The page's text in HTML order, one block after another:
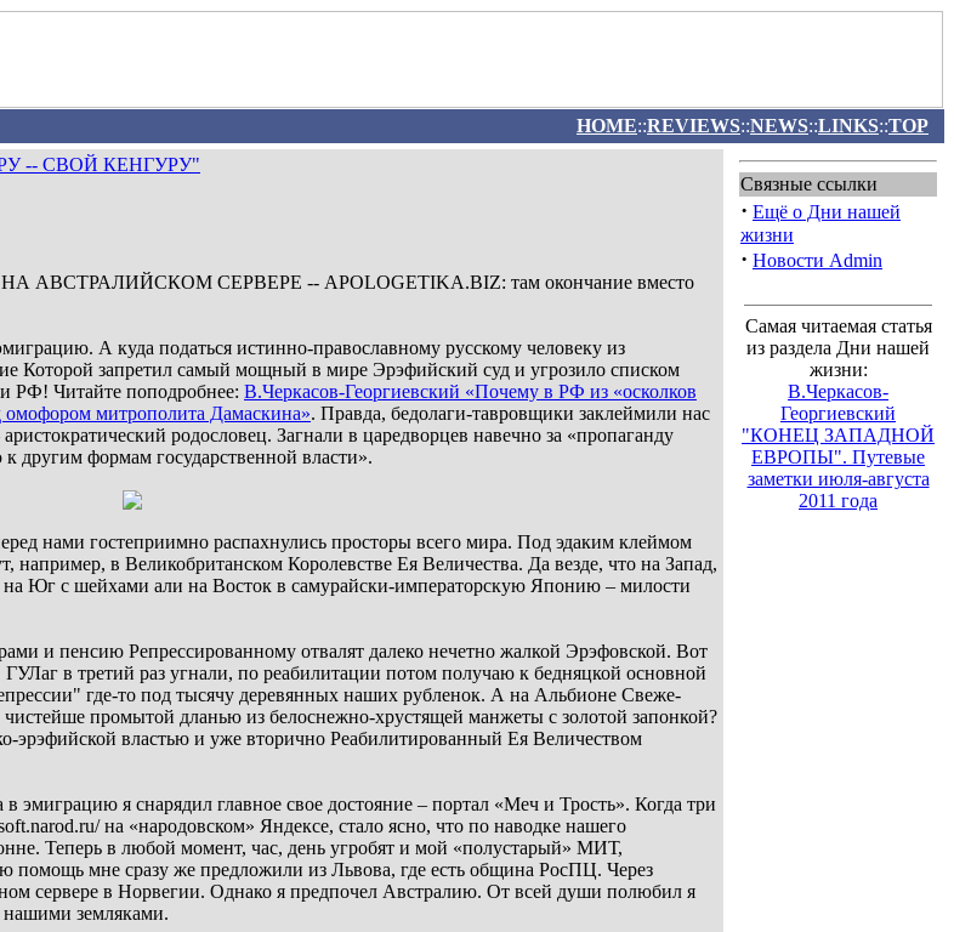
HOME::REVIEWS::NEWS::LINKS::TOP
-- СВОЙ КЕНГУРУ"
СЕРВЕРЕ -- APOLOGETIKA.BIZ: там окончание вместо
А куда податься истинно-православному русскому человеку из
Которой запретил самый мощный в мире Эрэфийский суд и угрозило списком
РФ! Читайте поподробнее: В.Черкасов-Георгиевский «Почему в РФ из «осколков
митрополита Дамаскина». Правда, бедолаги-тавровщики заклеймили нас
родословец. Загнали в царедворцев навечно за «пропаганду
другим формам государственной власти».
нами гостеприимно распахнулись просторы всего мира. Под эдаким клеймом
например, в Великобританском Королевстве Ея Величества. Да везде, что на Запад,
на Юг с шейхами али на Восток в самурайски-императорскую Японию – милости
и пенсию Репрессированному отвалят далеко нечетно жалкой Эрэфовской. Вот
в третий раз угнали, по реабилитации потом получаю к бедняцкой основной
где-то под тысячу деревянных наших рубленок. А на Альбионе Свеже-
промытой дланью из белоснежно-хрустящей манжеты с золотой запонкой?
эрэфийской властью и уже вторично Реабилитированный Ея Величеством
эмиграцию я снарядил главное свое достояние – портал «Меч и Трость». Когда три
на «народовском» Яндексе, стало ясно, что по наводке нашего
Теперь в любой момент, час, день угробят и мой «полустарый» МИТ,
помощь мне сразу же предложили из Львова, где есть община РосПЦ. Через
сервере в Норвегии. Однако я предпочел Австралию. От всей души полюбил я
нашими земляками.
Связные ссылки
· Ещё о Дни нашей
жизни
· Новости Admin
Самая читаемая статья
из раздела Дни нашей
жизни:
В.Черкасов-
Георгиевский
"КОНЕЦ ЗАПАДНОЙ
ЕВРОПЫ". Путевые
заметки июля-августа
2011 года